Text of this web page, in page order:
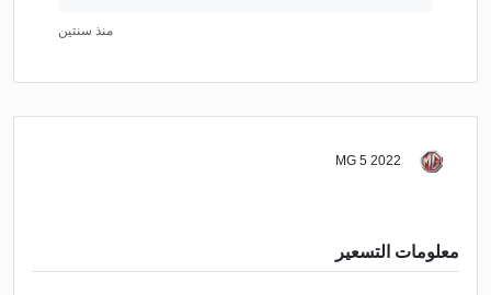
منذ سنتين
معلومات التسعير